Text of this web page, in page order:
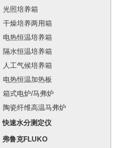
光照培养箱
干燥培养两用箱
电热恒温培养箱
隔水恒温培养箱
人工气候培养箱
电热恒温加热板
箱式电炉/马弗炉
陶瓷纤维高温马弗炉
快速水分测定仪
弗鲁克FLUKO